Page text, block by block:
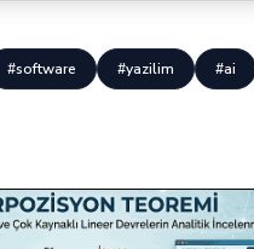
#software #yazilim #ai